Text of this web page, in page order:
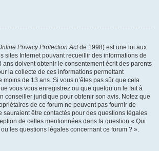
Privacy Protection Actde 1998) est une loi aux
sites Internet pouvant recueillir des informations de
ans doivent obtenir le consentement écrit des parents
la collecte de ces informations permettant
moins de 13 ans. Si vous n’êtes pas sûr que cela
vous vous enregistrez ou que quelqu’un le fait à
conseiller juridique pour obtenir son avis. Notez que
de ce forum ne peuvent pas fournir de
sauraient être contactés pour des questions légales
de celles mentionnées dans la question « Qui
les questions légales concernant ce forum ? ».